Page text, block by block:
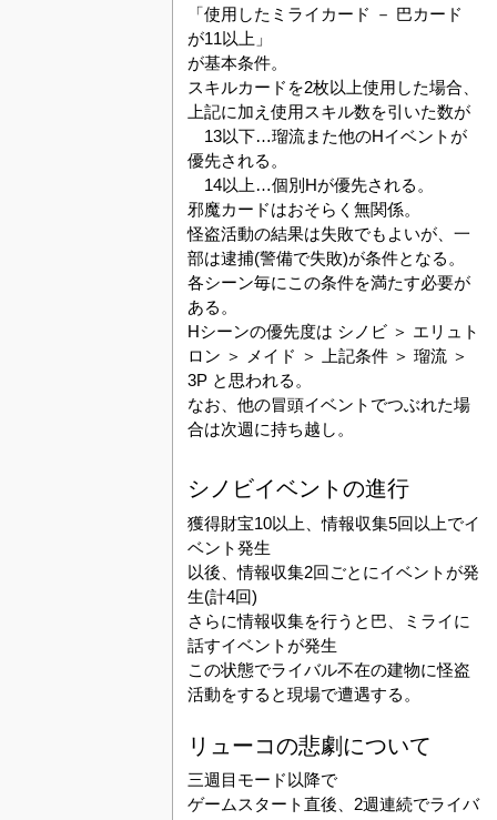
「使用したミライカード － 巴カード
が11以上」
が基本条件。
スキルカードを2枚以上使用した場合、
上記に加え使用スキル数を引いた数が
13以下…瑠流また他のHイベントが
優先される。
14以上…個別Hが優先される。
邪魔カードはおそらく無関係。
怪盗活動の結果は失敗でもよいが、一
部は逮捕(警備で失敗)が条件となる。
各シーン毎にこの条件を満たす必要が
ある。
Hシーンの優先度は シノビ ＞ エリュト
ロン ＞ メイド ＞ 上記条件 ＞ 瑠流 ＞
3P と思われる。
なお、他の冒頭イベントでつぶれた場
合は次週に持ち越し。
シノビイベントの進行
獲得財宝10以上、情報収集5回以上でイ
ベント発生
以後、情報収集2回ごとにイベントが発
生(計4回)
さらに情報収集を行うと巴、ミライに
話すイベントが発生
この状態でライバル不在の建物に怪盗
活動をすると現場で遭遇する。
リューコの悲劇について
三週目モード以降で
ゲームスタート直後、2週連続でライバ